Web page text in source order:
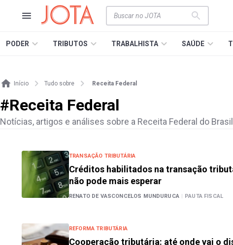
PODER TRIBUTOS TRABALHISTA SAÚDE
Início Tudo sobre Receita Federal
#Receita Federal
Notícias, artigos e análises sobre a Receita Federal do
TRANSAÇÃO TRIBUTÁRIA
Créditos habilitados na transação
não pode mais esperar
RENATO DE VASCONCELOS MUNDURUCA | PAUTA FISCAL
REFORMA TRIBUTÁRIA
Cooperação tributária: até onde vai o